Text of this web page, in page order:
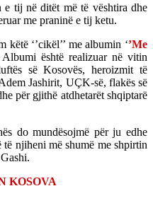
tij në ditët më të vështira dhe
me praninë e tij ketu.
‘’cikël’’ me albumin ‘’Me
Albumi është realizuar në vitin
së Kosovës, heroizmit të
Jashirit, UÇK-së, flakës së
për gjithë atdhetarët shqiptarë
do mundësojmë për ju edhe
njiheni më shumë me shpirtin
KOSOVA